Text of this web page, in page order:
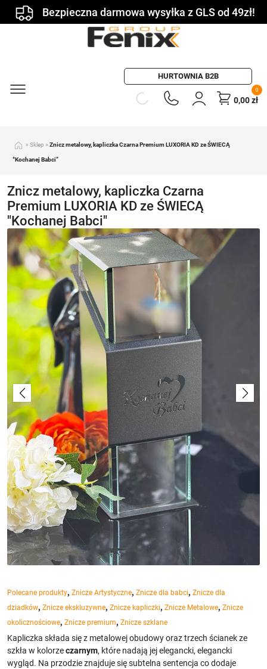
Bezpieczna darmowa wysyłka z GLS od 49zł!
HURTOWNIA B2B
0
0,00zł
» Sklep » Znicz metalowy, kapliczka Czarna Premium LUXORIA KD ze ŚWIECĄ
“Kochanej Babci”
Znicz metalowy, kapliczka Czarna
Premium LUXORIA KD ze ŚWIECĄ
"Kochanej Babci"
Polecane produkty, Znicze Artystyczne, Znicze dla babci, Znicze dla
dziadków, Znicze ekskluzywne, Znicze kapliczki, Znicze Metalowe, Znicze
okolicznościowe, Znicze premium, Znicze szklane
Kapliczka składa się z metalowej obudowy oraz trzech ścianek ze
szkła w kolorzeczarnym, które nadają jej elegancki, elegancki
wygląd. Na przodzie znajduje się subtelna sentencja co dodaje